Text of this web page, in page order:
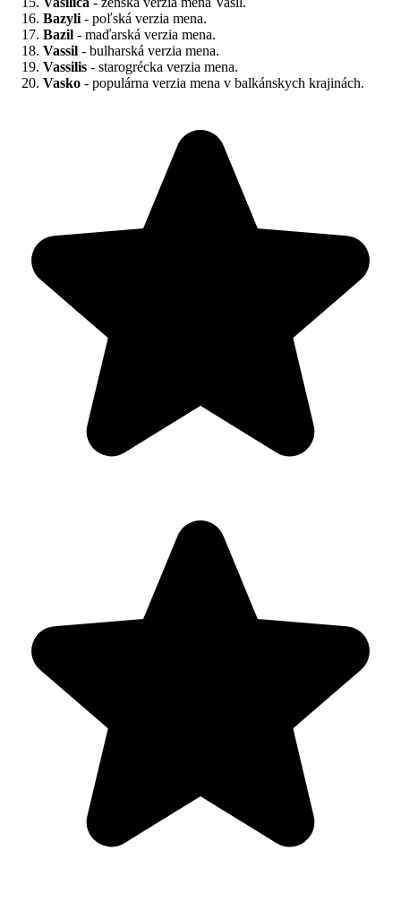
Bazyli - poľská verzia mena.
Bazil - maďarská verzia mena.
Vassil - bulharská verzia mena.
Vassilis - starogrécka verzia mena.
Vasko - populárna verzia mena v balkánskych krajinách.